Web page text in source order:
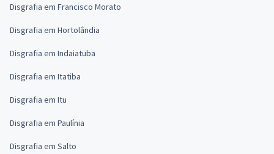
Disgrafia em Francisco Morato
Disgrafia em Hortolândia
Disgrafia em Indaiatuba
Disgrafia em Itatiba
Disgrafia em Itu
Disgrafia em Paulínia
Disgrafia em Salto